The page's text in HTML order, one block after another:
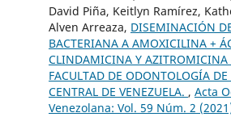
David Piña, Keitlyn Ramírez,
Alven Arreaza, DISEMINACIÓN
BACTERIANA A AMOXICILINA +
CLINDAMICINA Y
FACULTAD DE ODONTOLOGÍA
CENTRAL DE VENEZUELA. , Acta
Venezolana: Vol. 59 Núm. 2